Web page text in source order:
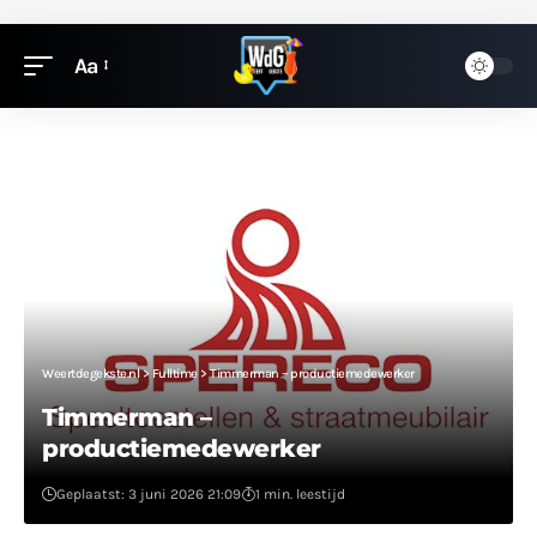
Aa
Weertdegekste.nl> Fulltime >Timmerman – productiemedewerker
Timmerman –
productiemedewerker
Geplaatst: 3 juni 2026 21:09 1 min. leestijd